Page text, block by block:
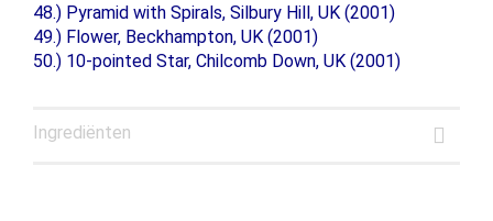
48.) Pyramid with Spirals, Silbury Hill, UK (2001)
49.) Flower, Beckhampton, UK (2001)
50.) 10-pointed Star, Chilcomb Down, UK (2001)
Ingrediënten